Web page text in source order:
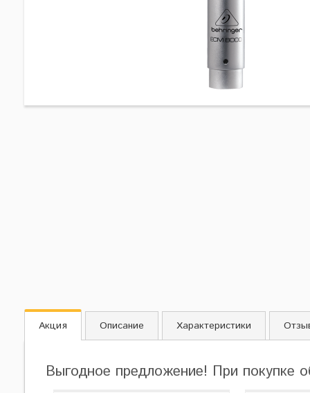
Акция Описание Характеристики
Выгодное предложение! При покупке